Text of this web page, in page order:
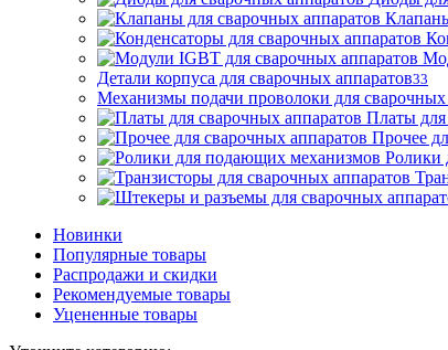
Детали корпуса для сварочных аппаратов33
Механизмы подачи проволоки для сварочных
Платы для
Прочее
Ролики
Новинки
Популярные товары
Распродажи и скидки
Рекомендуемые товары
Уцененные товары